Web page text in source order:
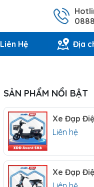
Liên Hệ Địa
SẢN PHẨM NỔI BẬT
Liên hệ